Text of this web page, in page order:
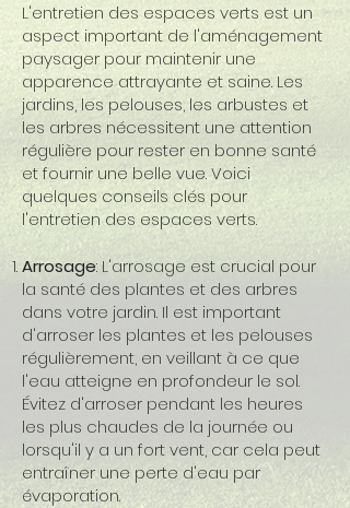
L'entretien des espaces verts est un
aspect important de l'aménagement
paysager pour maintenir une
apparence attrayante et saine. Les
jardins, les pelouses, les arbustes et
les arbres nécessitent une attention
régulière pour rester en bonne santé
et fournir une belle vue. Voici
quelques conseils clés pour
l'entretien des espaces verts.
Arrosage: L'arrosage est crucial pour
la santé des plantes et des arbres
dans votre jardin. Il est important
d'arroser les plantes et les pelouses
régulièrement, en veillant à ce que
l'eau atteigne en profondeur le sol.
Évitez d'arroser pendant les heures
les plus chaudes de la journée ou
lorsqu'il y a un fort vent, car cela peut
entraîner une perte d'eau par
évaporation.